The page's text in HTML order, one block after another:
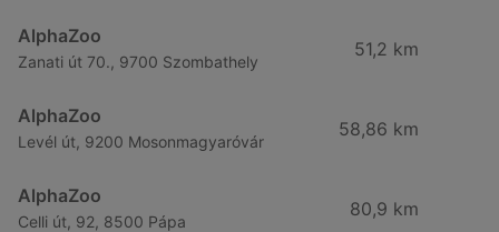
AlphaZoo
Zanati út 70., 9700 Szombathely
51,2 km
AlphaZoo
Levél út, 9200 Mosonmagyaróvár
58,86 km
AlphaZoo
Celli út, 92, 8500 Pápa
80,9 km